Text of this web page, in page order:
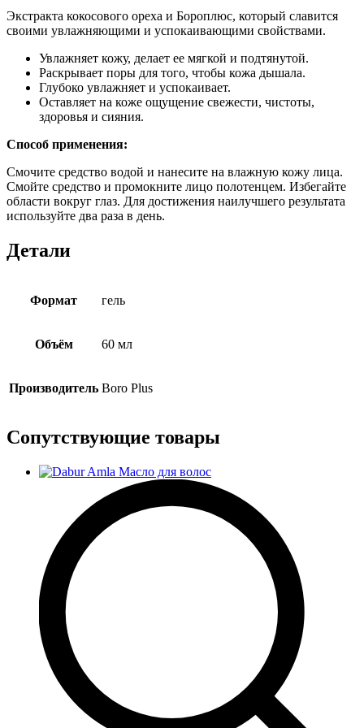
Экстракта кокосового ореха и Бороплюс, который славится
своими увлажняющими и успокаивающими свойствами.
Увлажняет кожу, делает ее мягкой и подтянутой.
Раскрывает поры для того, чтобы кожа дышала.
Глубоко увлажняет и успокаивает.
Оставляет на коже ощущение свежести, чистоты,
здоровья и сияния.
Способ применения:
Смочите средство водой и нанесите на влажную кожу лица.
Смойте средство и промокните лицо полотенцем. Избегайте
области вокруг глаз. Для достижения наилучшего результата
используйте два раза в день.
Детали
Формат гель
Объём 60 мл
Производитель Boro Plus
Сопутствующие товары